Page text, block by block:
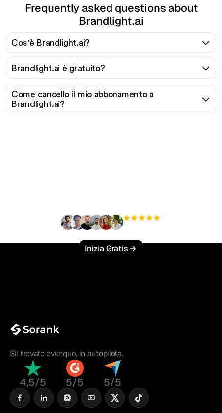
Frequently asked questions about
Brandlight.ai
Cos'è Brandlight.ai?
Brandlight.ai è gratuito?
Come cancello il mio abbonamento a
Brandlight.ai?
Inizia Gratis
Sii trovato ovunque, in autopilota.
4,5/5 5/5 5/5